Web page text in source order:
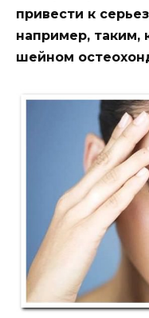
привести к
например, таким,
шейном